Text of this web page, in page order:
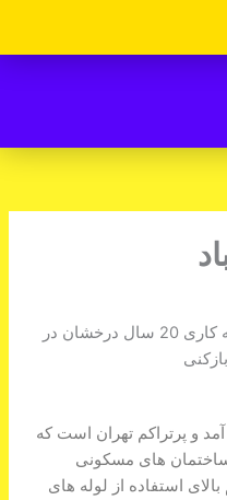
و پرتراکم تهران است که
های مسکونی
استفاده از لوله های